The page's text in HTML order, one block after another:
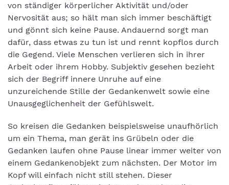
von ständiger körperlicher Aktivität und/oder
Nervosität aus; so hält man sich immer beschäftigt
und gönnt sich keine Pause. Andauernd sorgt man
dafür, dass etwas zu tun ist und rennt kopflos durch
die Gegend. Viele Menschen verlieren sich in ihrer
Arbeit oder ihrem Hobby. Subjektiv gesehen bezieht
sich der Begriff innere Unruhe auf eine
unzureichende Stille der Gedankenwelt sowie eine
Unausgeglichenheit der Gefühlswelt.
So kreisen die Gedanken beispielsweise unaufhörlich
um ein Thema, man gerät ins Grübeln oder die
Gedanken laufen ohne Pause linear immer weiter von
einem Gedankenobjekt zum nächsten. Der Motor im
Kopf will einfach nicht still stehen. Dieser